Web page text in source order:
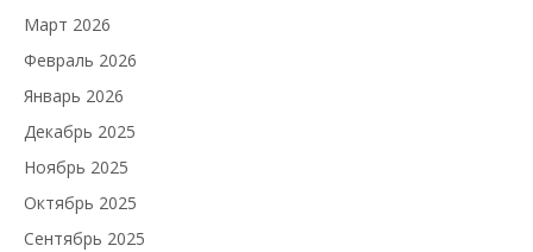
Март 2026
Февраль 2026
Январь 2026
Декабрь 2025
Ноябрь 2025
Октябрь 2025
Сентябрь 2025